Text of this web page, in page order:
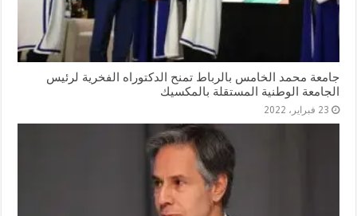
جامعة محمد الخامس بالرباط تمنح الدكتوراه الفخرية لرئيس
الجامعة الوطنية المستقلة بالمكسيك
23 فبراير، 2022